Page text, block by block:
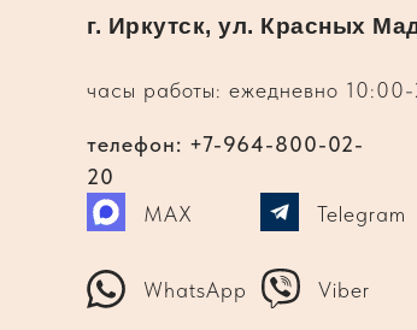
часы работы: ежедневно
г. Иркутск, ул. Красных
WhatsApp Viber
Telegram
MAX
телефон: +7-964-800-02-
20